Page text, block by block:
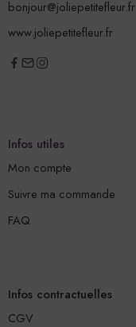
bonjour@joliepetitefleur.fr
www.joliepetitefleur.fr
Infos utiles
Mon compte
Suivre ma commande
FAQ
Infos contractuelles
CGV